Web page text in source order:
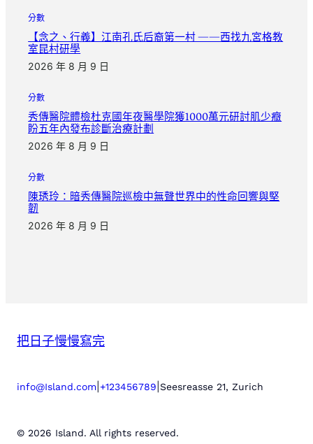
分數
【念之、行義】江南孔氏后裔第一村 ——西找九宮格教
室昆村研學
2026 年 8 月 9 日
分數
秀傳醫院體檢杜克國年夜醫學院獲1000萬元研討肌少癥
盼五年內發布診斷治療計劃
2026 年 8 月 9 日
分數
陳琇玲：暗秀傳醫院巡檢中無聲世界中的性命回響與堅
韌
2026 年 8 月 9 日
把日子慢慢寫完
info@Island.com +123456789 Seesreasse 21, Zurich
© 2026 Island. All rights reserved.